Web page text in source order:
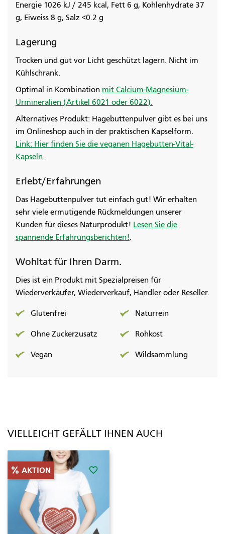
Energie 1026 kJ / 245 kcal, Fett 6 g, Kohlenhydrate 37
g, Eiweiss 8 g, Salz <0.2 g
Lagerung
Trocken und gut vor Licht geschützt lagern. Nicht im
Kühlschrank.
Optimal in Kombination mit Calcium-Magnesium-
Urmineralien (Artikel 6021 oder 6022).
Alternatives Produkt: Hagebuttenpulver gibt es bei uns
im Onlineshop auch in der praktischen Kapselform.
Link: Hier finden Sie die veganen Hagebutten-Vital-
Kapseln.
Erlebt/Erfahrungen
Das Hagebuttenpulver tut einfach gut! Wir erhalten
sehr viele ermutigende Rückmeldungen unserer
Kunden für dieses Naturprodukt! Lesen Sie die
spannende Erfahrungsberichten!.
Wohltat für Ihren Darm.
Dies ist ein Produkt mit Spezialpreisen für
Wiederverkäufer, Wiederverkauf, Händler oder Reseller.
Glutenfrei Naturrein
Ohne Zuckerzusatz Rohkost
Vegan Wildsammlung
VIELLEICHT GEFÄLLT IHNEN AUCH
favorite_border
AKTION